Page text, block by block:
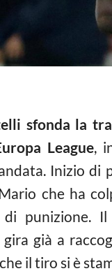
sfonda la
League,
Inizio
che ha
punizione.
gira già a
il tiro si è